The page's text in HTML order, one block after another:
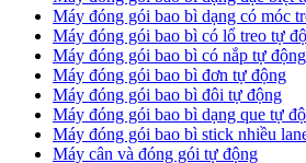
Máy đóng gói bao bì dạng có móc
Máy đóng gói bao bì có lổ treo tự
Máy đóng gói bao bì có nắp tự động
Máy đóng gói bao bì đơn tự động
Máy đóng gói bao bì đôi tự động
Máy đóng gói bao bì dạng que tự
Máy đóng gói bao bì stick nhiều
Máy cân và đóng gói tự động